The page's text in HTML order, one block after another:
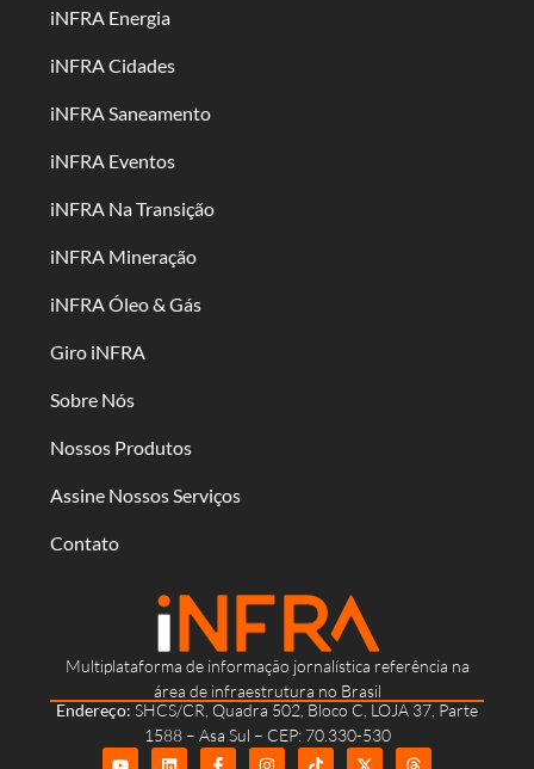
Multiplataforma de informação jornalística referência na
área de infraestrutura no Brasil
Endereço: SHCS/CR, Quadra 502, Bloco C, LOJA 37, Parte
1588 – Asa Sul – CEP: 70.330-530
iNFRA Energia
iNFRA Cidades
iNFRA Saneamento
iNFRA Eventos
iNFRA Na Transição
iNFRA Mineração
iNFRA Óleo & Gás
Giro iNFRA
Sobre Nós
Nossos Produtos
Assine Nossos Serviços
Contato